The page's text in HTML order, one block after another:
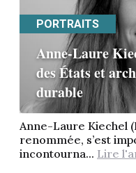
PORTRAITS
Anne-Laure
des États et
durable
Anne-Laure Kiechel
renommée, s’est
incontourna... Lire